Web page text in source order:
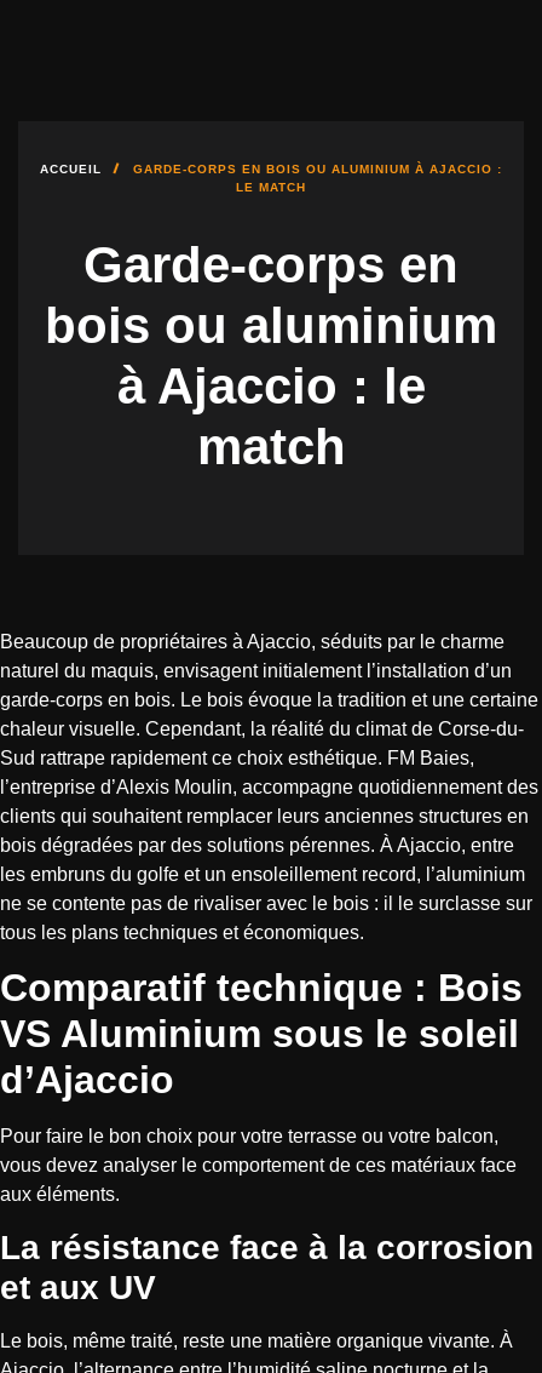
ACCUEIL
GARDE-CORPS EN BOIS OU ALUMINIUM À AJACCIO :
LE MATCH
Garde-corps en
bois ou aluminium
à Ajaccio : le
match
Beaucoup de propriétaires à Ajaccio, séduits par le charme
naturel du maquis, envisagent initialement l’installation d’un
garde-corps en bois. Le bois évoque la tradition et une certaine
chaleur visuelle. Cependant, la réalité du climat de Corse-du-
Sud rattrape rapidement ce choix esthétique. FM Baies,
l’entreprise d’Alexis Moulin, accompagne quotidiennement des
clients qui souhaitent remplacer leurs anciennes structures en
bois dégradées par des solutions pérennes. À Ajaccio, entre
les embruns du golfe et un ensoleillement record, l’aluminium
ne se contente pas de rivaliser avec le bois : il le surclasse sur
tous les plans techniques et économiques.
Comparatif technique : Bois
VS Aluminium sous le soleil
d’Ajaccio
Pour faire le bon choix pour votre terrasse ou votre balcon,
vous devez analyser le comportement de ces matériaux face
aux éléments.
La résistance face à la corrosion
et aux UV
Le bois, même traité, reste une matière organique vivante. À